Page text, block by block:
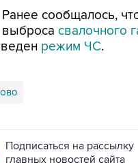
Ранее сообщалось,
выброса свалочного
режим ЧС.
Подписаться на рассылку
главных новостей сайта